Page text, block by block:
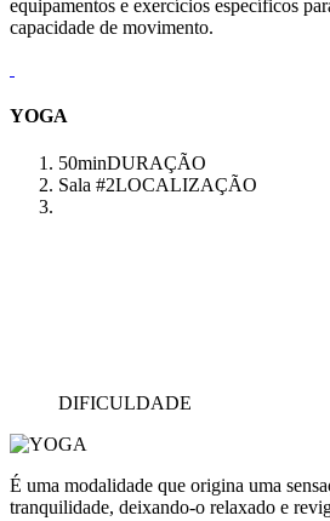
equipamentos e exercícios específicos
capacidade de movimento.
YOGA
50minDURAÇÃO
Sala #2LOCALIZAÇÃO
DIFICULDADE
É uma modalidade que origina uma
tranquilidade, deixando-o relaxado e